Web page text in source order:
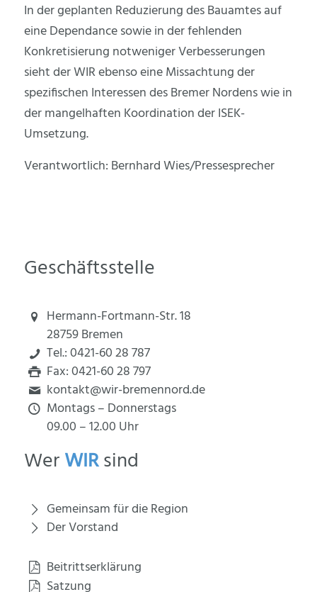
In der geplanten Reduzierung des Bauamtes auf
eine Dependance sowie in der fehlenden
Konkretisierung notweniger Verbesserungen
sieht der WIR ebenso eine Missachtung der
spezifischen Interessen des Bremer Nordens wie in
der mangelhaften Koordination der ISEK-
Umsetzung.
Verantwortlich: Bernhard Wies/Pressesprecher
Geschäftsstelle
Hermann-Fortmann-Str. 18
28759 Bremen
Tel.: 0421-60 28 787
Fax: 0421-60 28 797
kontakt@wir-bremennord.de
Montags – Donnerstags
09.00 – 12.00 Uhr
WerWIRsind
Gemeinsam für die Region
Der Vorstand
Beitrittserklärung
Satzung